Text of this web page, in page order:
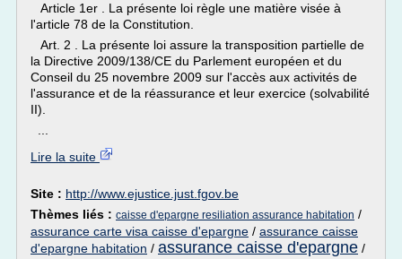
Article 1er . La présente loi règle une matière visée à
l'article 78 de la Constitution.
Art. 2 . La présente loi assure la transposition partielle de
la Directive 2009/138/CE du Parlement européen et du
Conseil du 25 novembre 2009 sur l'accès aux activités de
l'assurance et de la réassurance et leur exercice (solvabilité
II).
Lire la suite
Site : http://www.ejustice.just.fgov.be
Thèmes liés : caisse d'epargne resiliation assurance habitation /
assurance carte visa caisse d'epargne / assurance caisse
d'epargne habitation / assurance caisse d'epargne /